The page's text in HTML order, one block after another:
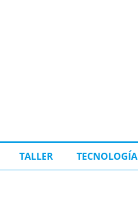
TALLER TECNOLOGÍA